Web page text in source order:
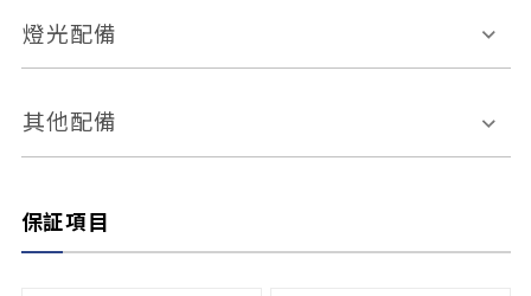
倒車雷達
無
有
引擎啟閉系統
燈光配備
感應頭燈
頭燈光源
其他配備
保証項目